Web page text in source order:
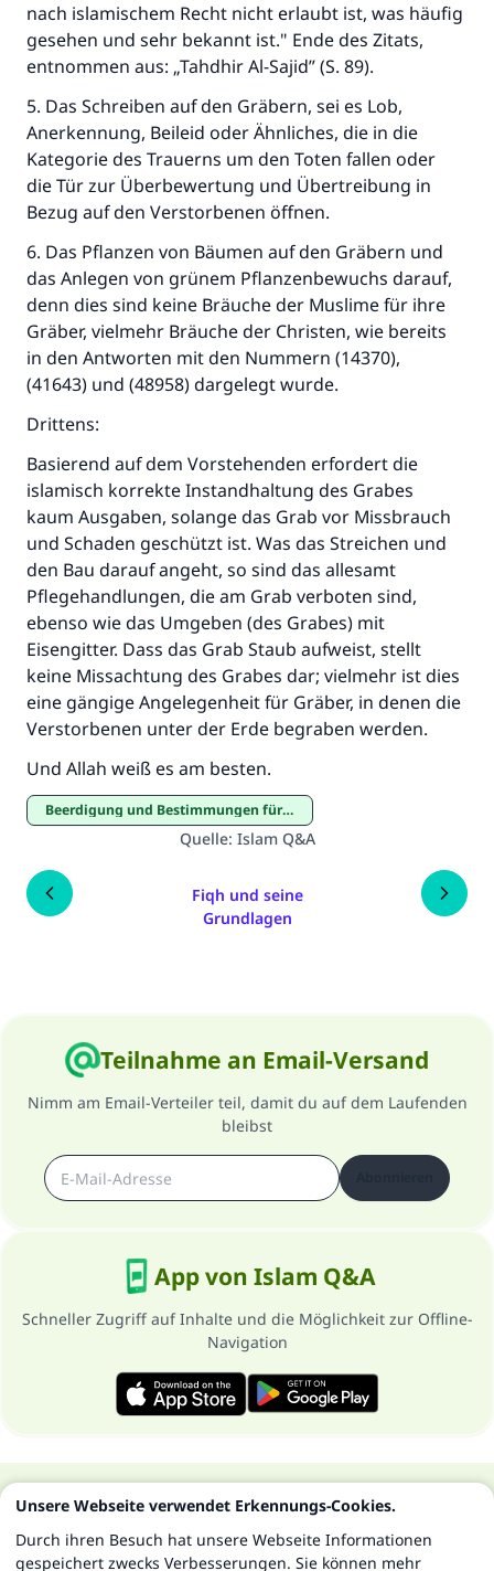
nach islamischem Recht nicht erlaubt ist, was häufig
gesehen und sehr bekannt ist." Ende des Zitats,
entnommen aus: „Tahdhir Al-Sajid” (S. 89).
5. Das Schreiben auf den Gräbern, sei es Lob,
Anerkennung, Beileid oder Ähnliches, die in die
Kategorie des Trauerns um den Toten fallen oder
die Tür zur Überbewertung und Übertreibung in
Bezug auf den Verstorbenen öffnen.
6. Das Pflanzen von Bäumen auf den Gräbern und
das Anlegen von grünem Pflanzenbewuchs darauf,
denn dies sind keine Bräuche der Muslime für ihre
Gräber, vielmehr Bräuche der Christen, wie bereits
in den Antworten mit den Nummern (14370),
(41643) und (48958) dargelegt wurde.
Drittens:
Basierend auf dem Vorstehenden erfordert die
islamisch korrekte Instandhaltung des Grabes
kaum Ausgaben, solange das Grab vor Missbrauch
und Schaden geschützt ist. Was das Streichen und
den Bau darauf angeht, so sind das allesamt
Pflegehandlungen, die am Grab verboten sind,
ebenso wie das Umgeben (des Grabes) mit
Eisengitter. Dass das Grab Staub aufweist, stellt
keine Missachtung des Grabes dar; vielmehr ist dies
eine gängige Angelegenheit für Gräber, in denen die
Verstorbenen unter der Erde begraben werden.
Und Allah weiß es am besten.
Beerdigung und Bestimmungen für Friedhöfe
Quelle: Islam Q&A
Fiqh und seine
Grundlagen
Teilnahme an Email-Versand
Nimm am Email-Verteiler teil, damit du auf dem Laufenden
bleibst
App von Islam Q&A
Schneller Zugriff auf Inhalte und die Möglichkeit zur Offline-
Navigation
Über die SeiteDatenschutzrichtlinien
Alle Rechte vorbehalten - Islam Q&A 1997-2025 ©
Unsere Webseite verwendet Erkennungs-Cookies.
Durch ihren Besuch hat unsere Webseite Informationen
gespeichert zwecks Verbesserungen. Sie können mehr